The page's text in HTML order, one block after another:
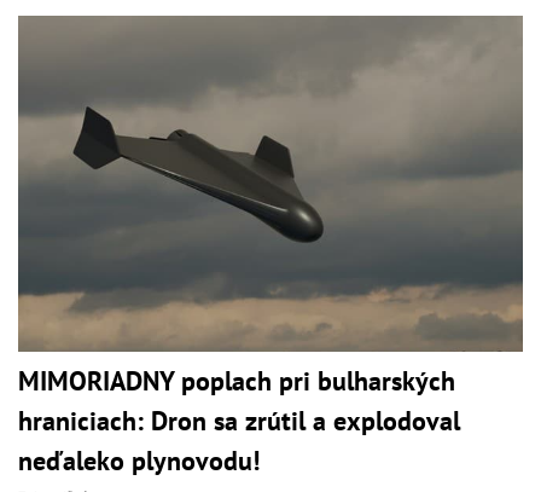
MIMORIADNY poplach pri bulharských
hraniciach: Dron sa zrútil a explodoval
neďaleko plynovodu!